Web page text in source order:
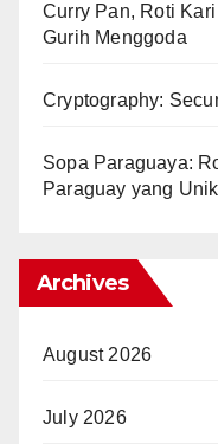
Curry Pan, Roti
Gurih Menggoda
Cryptography:
Sopa Paraguaya:
Paraguay yang Unik
Archives
August 2026
July 2026